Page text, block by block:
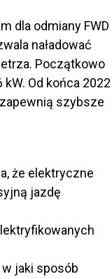
dla odmiany FWD
naładować
Początkowo
Od końca 2022
szybsze
że elektryczne
jazdę
jaki sposób